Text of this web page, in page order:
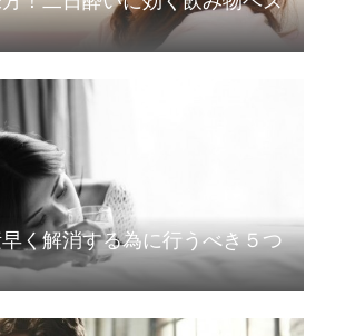
く解消する為に行うべき５つ